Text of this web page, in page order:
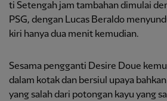
ti Setengah jam tambahan dimulai
PSG, dengan Lucas Beraldo
kiri hanya dua menit kemudian.
Sesama pengganti Desire Doue
dalam kotak dan bersiul upaya
yang salah dari potongan kayu yang